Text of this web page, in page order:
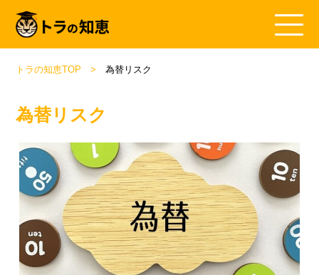
トラの知恵TOP 為替リスク
為替リスク